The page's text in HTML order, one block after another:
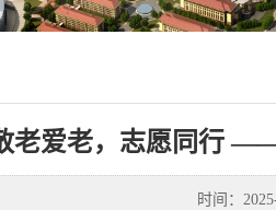
老爱老，志愿同行
时间：